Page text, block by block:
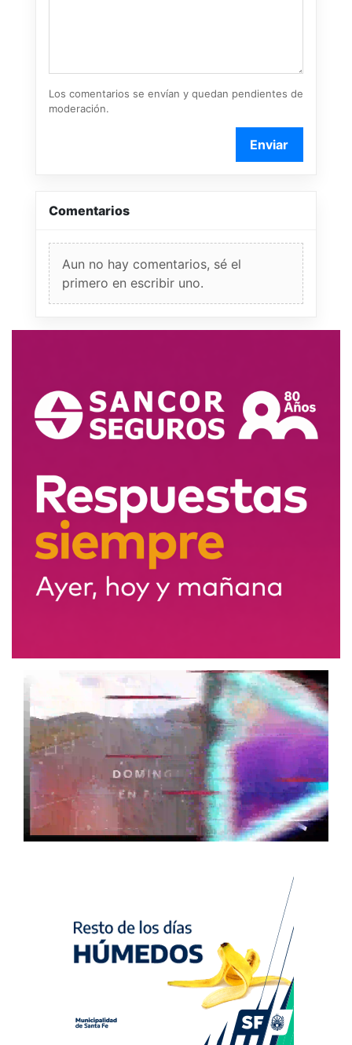
Los comentarios se envían y quedan pendientes de
moderación.
Enviar
Comentarios
Aun no hay comentarios, sé el
primero en escribir uno.